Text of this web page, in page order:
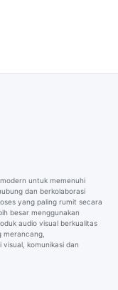
untuk memenuhi
dan berkolaborasi
yang paling rumit secara
besar menggunakan
audio visual berkualitas
merancang,
komunikasi dan